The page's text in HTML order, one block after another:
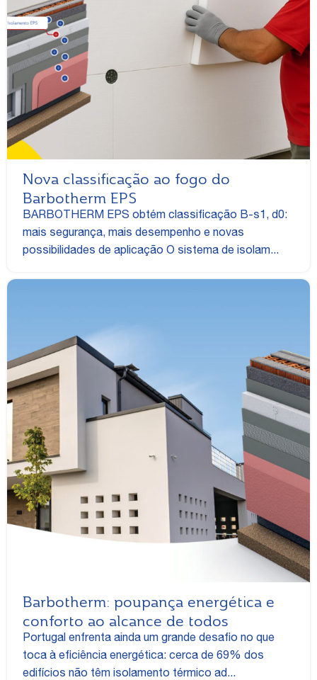
Nova classificação ao fogo do
Barbotherm EPS
BARBOTHERM EPS obtém classificação B-s1, d0:
mais segurança, mais desempenho e novas
possibilidades de aplicação O sistema de isolam...
Barbotherm: poupança energética e
conforto ao alcance de todos
Portugal enfrenta ainda um grande desafio no que
toca à eficiência energética: cerca de 69% dos
edifícios não têm isolamento térmico ad...